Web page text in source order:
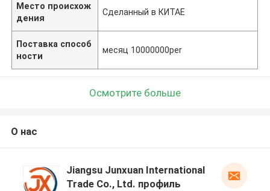
Место происхож
дения
Сделанный в КИТАЕ
Поставка способ
ности
месяц 10000000per
Осмотрите больше
О нас
Jiangsu Junxuan International
Trade Co., Ltd. профиль